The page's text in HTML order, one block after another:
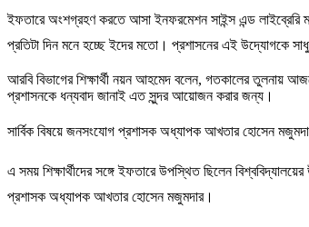
ইফতারে অংশগ্রহণ করতে আসা ইনফরমেশন সাইন্স এন্ড লাইব্রেরি
প্রতিটা দিন মনে হচ্ছে ইদের মতো। প্রশাসনের এই উদ্যোগকে
আরবি বিভাগের শিক্ষার্থী নয়ন আহমেদ বলেন, গতকালের
প্রশাসনকে ধন্যবাদ জানাই এত সুন্দর আয়োজন করার জন্য।
সার্বিক বিষয়ে জনসংযোগ প্রশাসক অধ্যাপক আখতার হোসেন
এ সময় শিক্ষার্থীদের সঙ্গে ইফতারে উপস্থিত ছিলেন
প্রশাসক অধ্যাপক আখতার হোসেন মজুমদার।